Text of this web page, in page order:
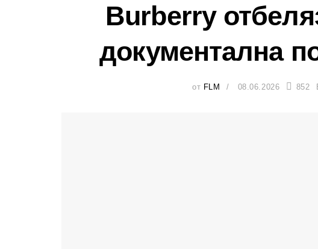
Burberry
документална
от FLM 08.06.2026 852